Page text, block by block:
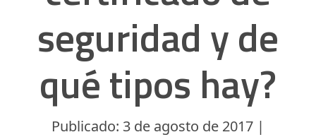
seguridad y de
qué tipos hay?
Publicado: 3 de agosto de 2017 |